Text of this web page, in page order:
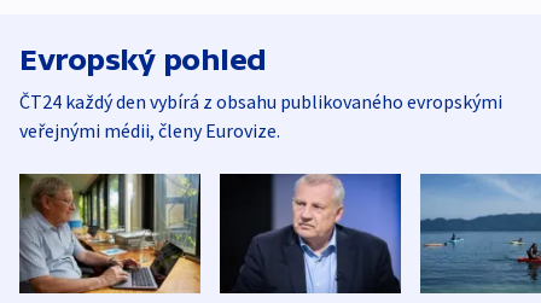
Evropský pohled
ČT24 každý den vybírá z obsahu publikovaného evropskými
veřejnými médii, členy Eurovize.